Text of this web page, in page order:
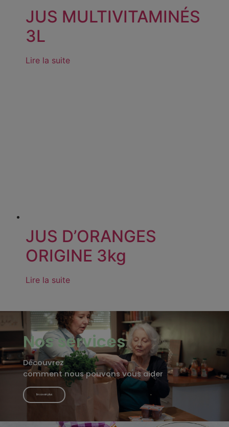
JUS MULTIVITAMINÉS
3L
Lire la suite
JUS D’ORANGES
ORIGINE 3kg
Lire la suite
Nos services
Découvrez
comment nous pouvons vous aider
En savoir plus